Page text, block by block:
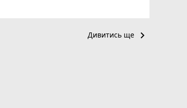
Дивитись ще keyboard_arrow_right